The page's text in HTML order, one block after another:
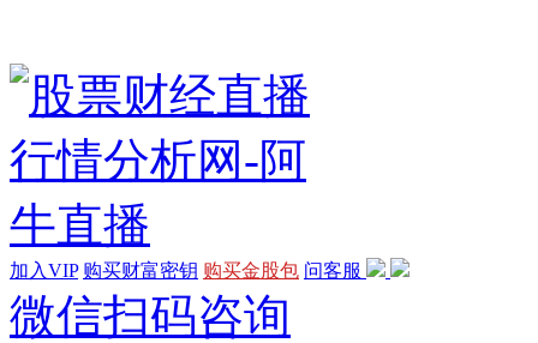
加入VIP 购买财富密钥 购买金股包 问客服
微信扫码咨询